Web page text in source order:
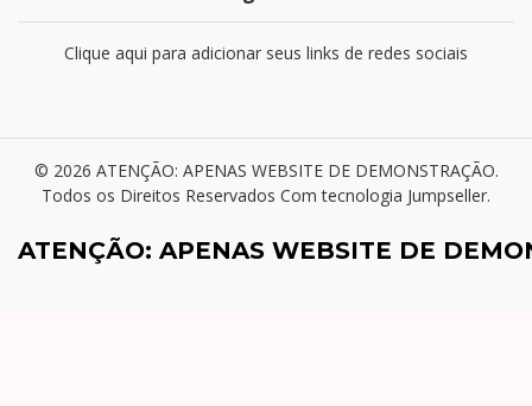
Clique aqui para adicionar seus links de redes sociais
© 2026 ATENÇÃO: APENAS WEBSITE DE DEMONSTRAÇÃO.
Todos os Direitos Reservados Com tecnologia Jumpseller.
ATENÇÃO: APENAS WEBSITE DE